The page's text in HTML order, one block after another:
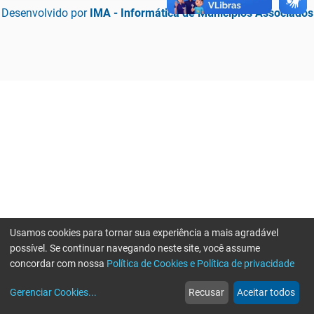
Desenvolvido por IMA - Informática de Municípios Associados
web
Notícias
more_horiz
Mais
Usamos cookies para tornar sua experiência a mais agradável
possível. Se continuar navegando neste site, você assume
concordar com nossa Política de Cookies e Política de privacidade
Gerenciar Cookies... Recusar Aceitar todos
Erro ao enviar informações, por favor tente novamente